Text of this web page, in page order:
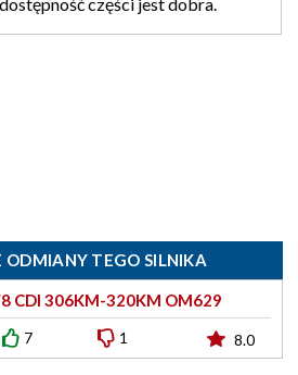
ODMIANY TEGO SILNIKA
CDI 306KM-320KM OM629
7 1 8.0